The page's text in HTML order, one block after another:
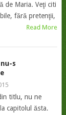
de Maria. Veţi citi
fără pretenţii,
Read More
s
titlu, nu ne
capitolul ăsta.